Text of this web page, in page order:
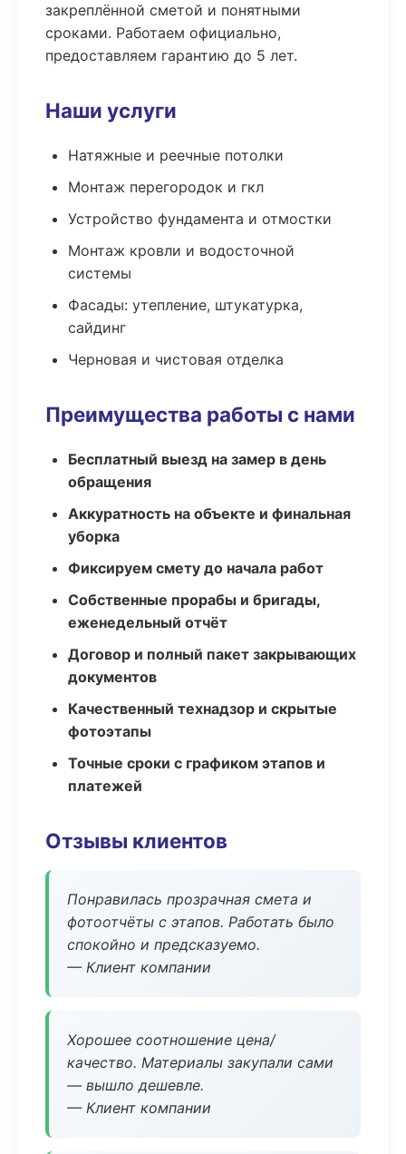
закреплённой сметой и понятными
сроками. Работаем официально,
предоставляем гарантию до 5 лет.
Наши услуги
Натяжные и реечные потолки
Монтаж перегородок и гкл
Устройство фундамента и отмостки
Монтаж кровли и водосточной
системы
Фасады: утепление, штукатурка,
сайдинг
Черновая и чистовая отделка
Преимущества работы с нами
Бесплатный выезд на замер в день
обращения
Аккуратность на объекте и финальная
уборка
Фиксируем смету до начала работ
Собственные прорабы и бригады,
еженедельный отчёт
Договор и полный пакет закрывающих
документов
Качественный технадзор и скрытые
фотоэтапы
Точные сроки с графиком этапов и
платежей
Отзывы клиентов
Понравилась прозрачная смета и
фотоотчёты с этапов. Работать было
спокойно и предсказуемо.
— Клиент компании
Хорошее соотношение цена/
качество. Материалы закупали сами
— вышло дешевле.
— Клиент компании